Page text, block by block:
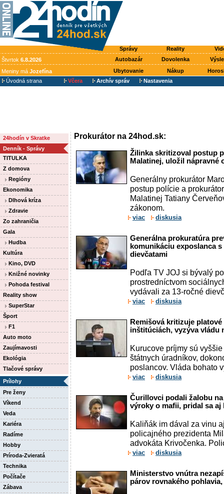
Správy Reality
Štvrtok 6.8.2026 Autobazár Dovolenka
Meniny má Jozefína Ubytovanie Nákup
Úvodná strana
Včera Archív správ Nastavenia
24hodín v Skratke
Denník - Správy
TITULKA
Z domova
Regióny
Ekonomika
Dlhová kríza
Zdravie
Zo zahraničia
Gala
Hudba
Kultúra
Kino, DVD
Knižné novinky
Pohoda festival
Reality show
SuperStar
Šport
F1
Auto moto
Zaujímavosti
Ekológia
Tlačové správy
Prílohy
Pre ženy
Víkend
Veda
Kariéra
Radíme
Hobby
Príroda-Zvieratá
Technika
Počítače
Zábava
Prokurátor na 24hod.sk:
Žilinka skritizoval postup
Malatinej, uložil nápravné
Generálny prokurátor
postup polície a
Malatinej Tatiany
zákonom.
viac diskusia
Generálna prokuratúra
komunikáciu exposlanca
dievčatami
Podľa TV JOJ si bývalý
prostredníctvom
vydávali za 13-ročné
viac diskusia
Remišová kritizuje
inštitúciách, vyzýva vládu
Kurucove príjmy sú
štátnych úradníkov,
poslancov. Vláda bohato
viac diskusia
Čurillovci podali žalobu
výroky o mafii, pridal sa aj
Kaliňák im dával za vinu
policajného prezidenta
advokáta Krivočenka.
viac diskusia
Ministerstvo vnútra
párov rovnakého